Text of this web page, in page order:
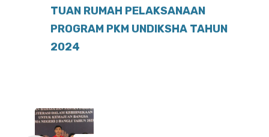
TUAN RUMAH PELAKSANAAN
PROGRAM PKM UNDIKSHA TAHUN
2024